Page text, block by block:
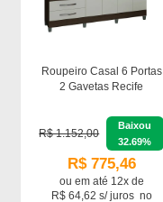
Roupeiro Casal 6 Portas
2 Gavetas Recife
R$ 1.152,00
Baixou
32.69%
R$ 775,46
ou ematé 12x de
R$ 64,62 s/ juros no